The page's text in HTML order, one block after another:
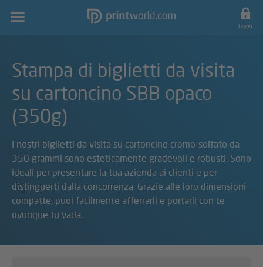
Navigazione
principale Login
Stampa di biglietti da visita
su cartoncino SBB opaco
(350g)
I nostri biglietti da visita su cartoncino cromo-solfato da
350 grammi sono esteticamente gradevoli e robusti. Sono
ideali per presentare la tua azienda ai clienti e per
distinguerti dalla concorrenza. Grazie alle loro dimensioni
compatte, puoi facilmente afferrarli e portarli con te
ovunque tu vada.